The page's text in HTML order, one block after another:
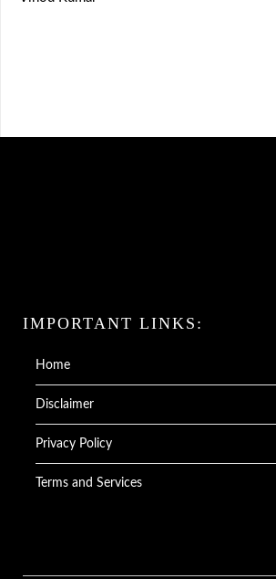
IMPORTANT LINKS:
Home
Disclaimer
Privacy Policy
Terms and Services